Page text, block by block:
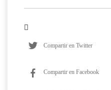
Compartir en Twitter
Compartir en Facebook